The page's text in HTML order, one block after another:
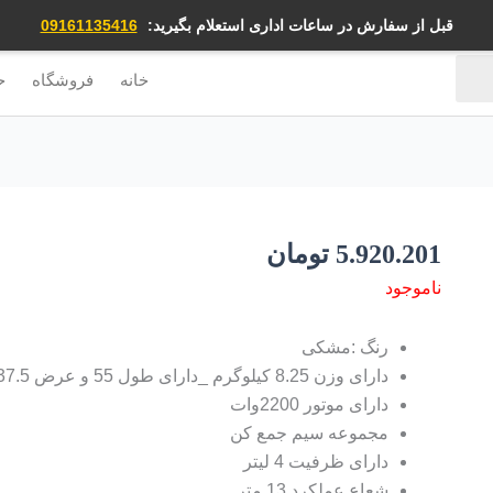
قبل از سفارش در ساعات اداری استعلام بگیرید: 09161135416
خانه فروشگاه
5.920.201 تومان
ناموجود
رنگ :مشکی
دارای وزن 8.25 کیلوگرم _دارای طول 55 و عرض 37.5 و ارتفاع 32.5 (سانتی متر)
دارای موتور 2200وات
مجموعه سیم جمع کن
دارای ظرفیت 4 لیتر